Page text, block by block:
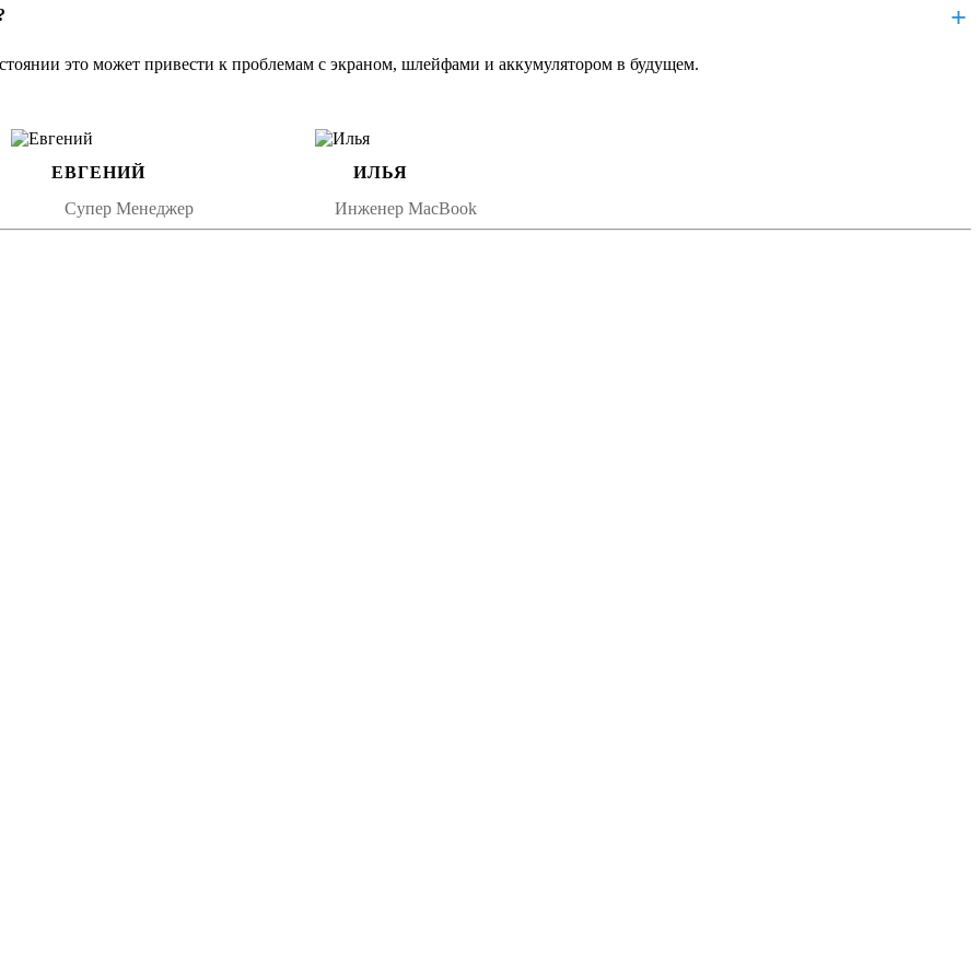
переноса;
защитой;
эстетики и функциональности устройства.
2022
это может привести к проблемам с экраном, шлейфами и аккумулятором в будущем.
ЕВГЕНИЙ
Супер Менеджер
ИЛЬЯ
Инженер MacBook